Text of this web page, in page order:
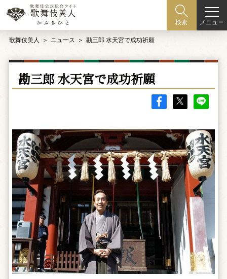
検索 メニュー
歌舞伎美人 ニュース 勘三郎 水天宮で成功祈願
勘三郎 水天宮で成功祈願